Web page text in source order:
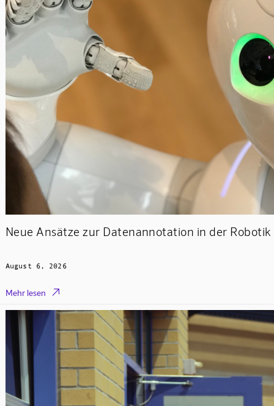
Neue Ansätze zur Datenannotation in der
August 6, 2026
Mehr lesen 